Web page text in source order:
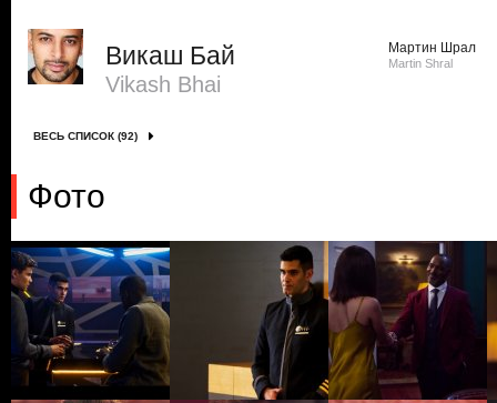
Викаш Бай
Vikash Bhai
Мартин Шрал
Martin Shral
ВЕСЬ СПИСОК (92)
Фото